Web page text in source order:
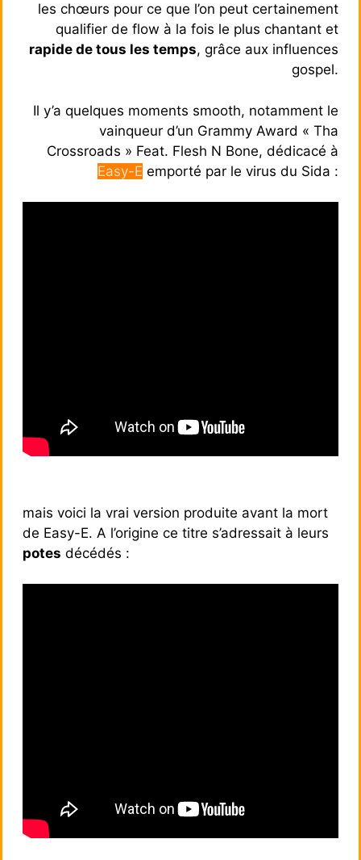
les chœurs pour ce que l’on peut certainement
qualifier de flow à la fois le plus chantant et
rapide de tous les temps, grâce aux influences
gospel.
Il y’a quelques moments smooth, notamment le
vainqueur d’un Grammy Award « Tha
Crossroads » Feat. Flesh N Bone, dédicacé à
Easy-E emporté par le virus du Sida :
mais voici la vrai version produite avant la mort
de Easy-E. A l’origine ce titre s’adressait à leurs
potes décédés :